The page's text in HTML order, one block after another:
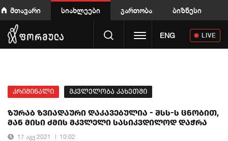
მთავარი სიახლეები გართობა ბიზნესი
Toggle navigation
ENG LIVE
კრიმინალი მკვლელობა კახეთში
ზურაბ ზვიადაური დაკავებულია - შსს-ს ცნობით,
მან მისი ძმის მკვლელი სასიკვდილოდ დაჭრა
17 აგვ 2021 10:02